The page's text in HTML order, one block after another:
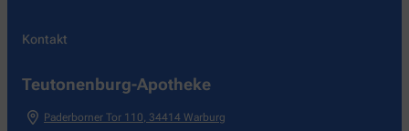
Kontakt
Teutonenburg-Apotheke
Paderborner Tor 110, 34414 Warburg